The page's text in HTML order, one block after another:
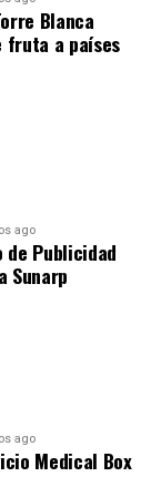
31
el proceso no
2025-
S/
importado
el
Blanca
fruta a países
ago
de Publicidad
Sunarp
ago
Medical Box